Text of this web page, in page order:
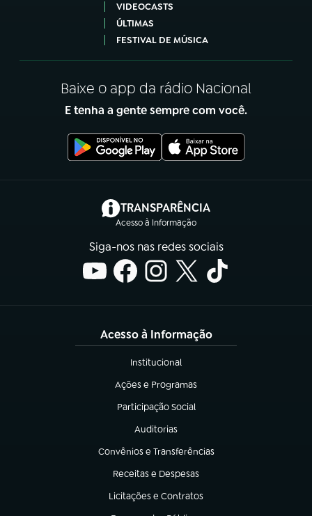
VIDEOCASTS
ÚLTIMAS
FESTIVAL DE MÚSICA
Baixe o app da rádio Nacional
E tenha a gente sempre com você.
TRANSPARÊNCIA
Acesso à Informação
(abre em nova aba)
Siga-nos nas redes sociais
Acesso à Informação
Institucional
(abre em nova aba)
Ações e Programas
(abre em nova aba)
Participação Social
(abre em nova aba)
Auditorias
(abre em nova aba)
Convênios e Transferências
(abre em nova aba)
Receitas e Despesas
(abre em nova aba)
Licitações e Contratos
(abre em nova aba)